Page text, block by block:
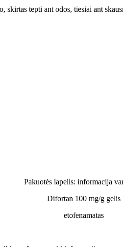
tepti ant odos, tiesiai ant
Pakuotės lapelis: informacija
Difortan 100 mg/g gelis
etofenamatas